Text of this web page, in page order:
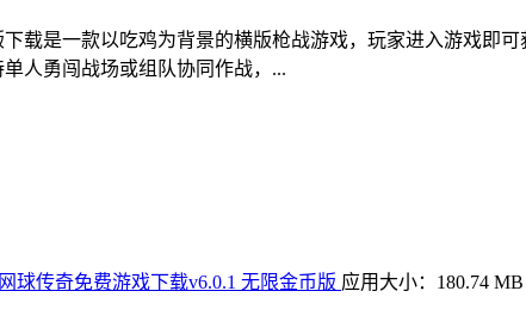
载是一款以吃鸡为背景的横版枪战游戏，玩家进入游戏即
人勇闯战场或组队协同作战，...
网球传奇免费游戏下载v6.0.1 无限金币版 应用大小：180.74 MB